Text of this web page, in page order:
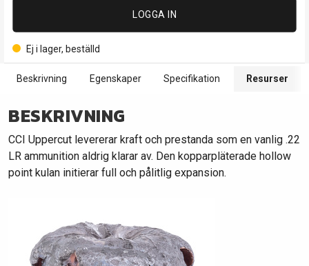
LOGGA IN
Ej i lager, beställd
Beskrivning Egenskaper Specifikation Resurser
BESKRIVNING
CCI Uppercut levererar kraft och prestanda som en vanlig .22
LR ammunition aldrig klarar av. Den kopparpläterade hollow
point kulan initierar full och pålitlig expansion.